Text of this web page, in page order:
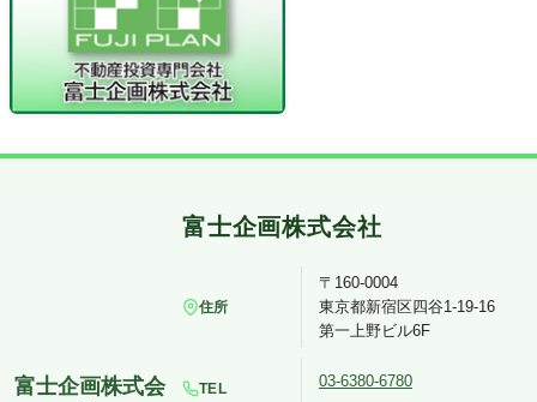
住所
〒160-0004
東京都新宿区四谷1-19-16
第一上野ビル6F
TEL 03-6380-6780